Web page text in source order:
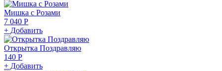
Мишка с Розами
7 040 Р
+ Добавить
Открытка Поздравляю
140 Р
+ Добавить